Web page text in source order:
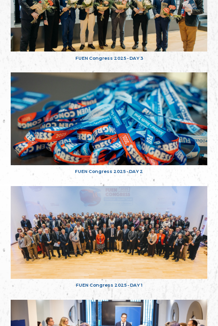
FUEN Congress 2025 - DAY 3
FUEN Congress 2025 - DAY 2
FUEN Congress 2025 - DAY 1